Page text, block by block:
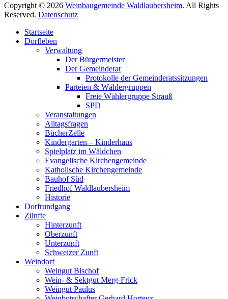
Copyright © 2026 Weinbaugemeinde Waldlaubersheim. All Rights
Reserved. Datenschutz
oben
scrollen
Startseite
Dorfleben
Verwaltung
Der Bürgermeister
Der Gemeinderat
Protokolle der Gemeinderatssitzungen
Parteien & Wählergruppen
Freie Wählergruppe Strauß
SPD
Veranstaltungen
Alltagsfragen
BücherZelle
Kindergarten – Kinderhaus
Spielplatz im Wäldchen
Evangelische Kirchengemeinde
Katholische Kirchengemeinde
Bauhof Süd
Friedhof Waldlaubersheim
Historie
Dorfrundgang
Zünfte
Hinterzunft
Oberzunft
Unterzunft
Schweizer Zunft
Weindorf
Weingut Bischof
Wein- & Sektgut Merg-Frick
Weingut Paulus